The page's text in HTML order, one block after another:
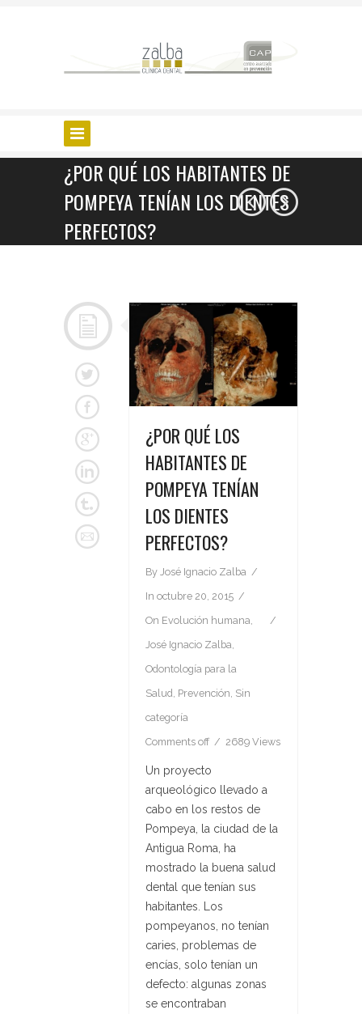
¿POR QUÉ LOS HABITANTES DE
POMPEYA TENÍAN LOS DIENTES
PERFECTOS?
¿POR QUÉ LOS
HABITANTES DE
POMPEYA TENÍAN
LOS DIENTES
PERFECTOS?
By José Ignacio Zalba
In octubre 20, 2015
On Evolución humana,
José Ignacio Zalba,
Odontología para la
Salud, Prevención, Sin
categoría
Comments off
2689 Views
Un proyecto
arqueológico llevado a
cabo en los restos de
Pompeya, la ciudad de la
Antigua Roma, ha
mostrado la buena salud
dental que tenían sus
habitantes. Los
pompeyanos, no tenían
caries, problemas de
encías, solo tenían un
defecto: algunas zonas
se encontraban